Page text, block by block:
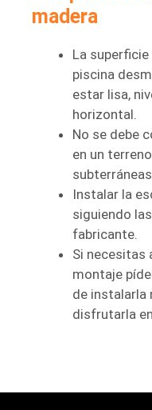
madera
La
piscina
estar lisa,
horizontal.
No se debe
en un
Instalar la
siguiendo
fabricante.
Si necesitas
montaje
de instalarla
disfrutarla